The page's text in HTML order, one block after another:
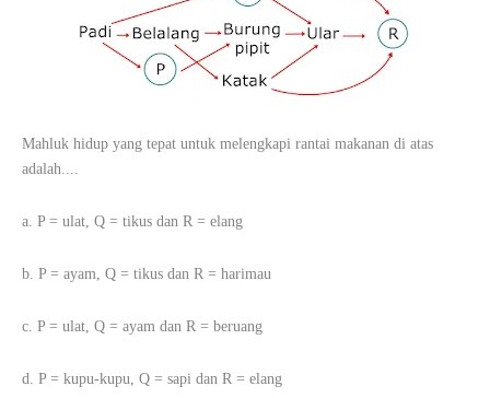
Mahluk hidup yang tepat untuk melengkapi rantai makanan di atas
adalah....
a. P = ulat, Q = tikus dan R = elang
b. P = ayam, Q = tikus dan R = harimau
c. P = ulat, Q = ayam dan R = beruang
d. P = kupu-kupu, Q = sapi dan R = elang